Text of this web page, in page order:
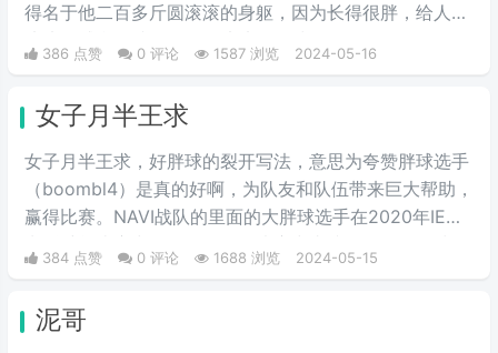
得名于他二百多斤圆滚滚的身躯，因为长得很胖，给人圆
386 点赞 0 评论 1587 浏览 2024-05-16
女子月半王求
女子月半王求，好胖球的裂开写法，意思为夸赞胖球选手
（boombl4）是真的好啊，为队友和队伍带来巨大帮助，
赢得比赛。NAVI战队的里面的大胖球选手在2020年IEM
带领NAVI战队战胜A队和G2，夺得冠军。
384 点赞 0 评论 1688 浏览 2024-05-15
泥哥